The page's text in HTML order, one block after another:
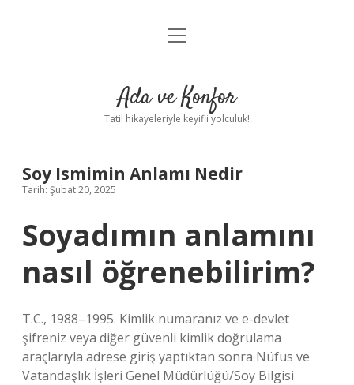
Anasayfa
Yasal Uyarı
menüyü
Ada ve Konfor
Tatil hikayeleriyle keyifli yolculuk!
Soy Ismimin Anlamı Nedir
Tarih: Şubat 20, 2025
Soyadımın anlamını
nasıl öğrenebilirim?
T.C., 1988–1995. Kimlik numaranız ve e-devlet
şifreniz veya diğer güvenli kimlik doğrulama
araçlarıyla adrese giriş yaptıktan sonra Nüfus ve
Vatandaşlık İşleri Genel Müdürlüğü/Soy Bilgisi